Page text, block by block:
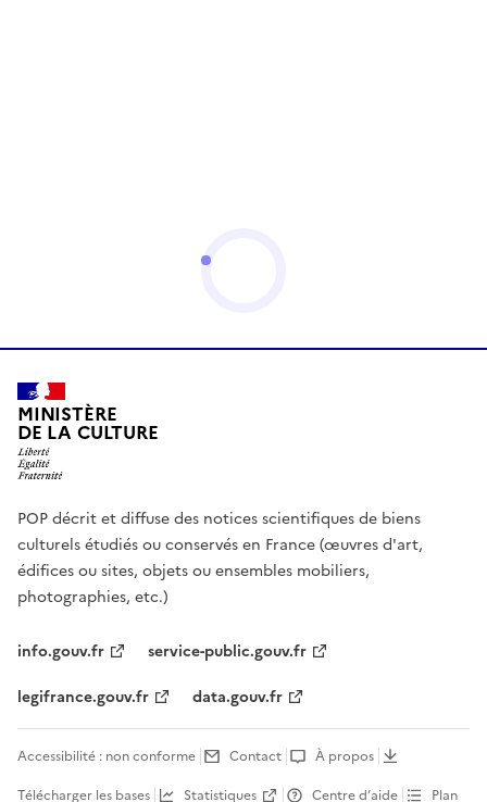
MINISTÈRE
DE LA CULTURE
POP décrit et diffuse des notices scientifiques de biens
culturels étudiés ou conservés en France (œuvres d'art,
édifices ou sites, objets ou ensembles mobiliers,
photographies, etc.)
info.gouv.fr
service-public.gouv.fr
legifrance.gouv.fr
data.gouv.fr
Accessibilité : non conforme Contact
À propos
Télécharger les bases
Statistiques Centre d’aide Plan